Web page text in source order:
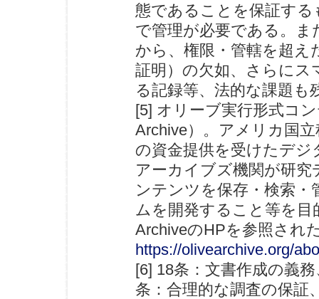
態であることを保証す
で管理が必要である。ま
から、権限・管轄を超え
証明）の欠如、さらに
る記録等、法的な課題
[5] オリーブ実行形式コ
Archive）。アメリカ国
の資金提供を受けたデ
アーカイブズ機関が研
ンテンツを保存・検索
ムを開発すること等を
ArchiveのHPを参照され
https://olivearchive.org/
[6] 18条：文書作成の義
条：合理的な調査の保証